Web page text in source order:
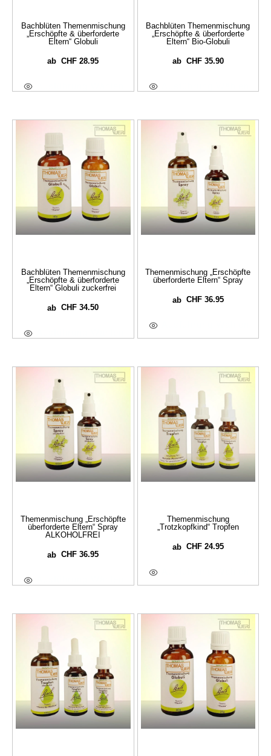
Bachblüten Themenmischung
„Erschöpfte & überforderte
Eltern“ Globuli
abCHF 28.95
Bachblüten Themenmischung
„Erschöpfte & überforderte
Eltern“ Bio-Globuli
ab CHF35.90
Bachblüten Themenmischung
„Erschöpfte & überforderte
Eltern“ Globuli zuckerfrei
abCHF 34.50
Themenmischung „Erschöpfte
überforderte Eltern“ Spray
ab CHF36.95
Themenmischung „Erschöpfte
überforderte Eltern“ Spray
ALKOHOLFREI
abCHF 36.95
Themenmischung
„Trotzkopfkind“ Tropfen
ab CHF24.95